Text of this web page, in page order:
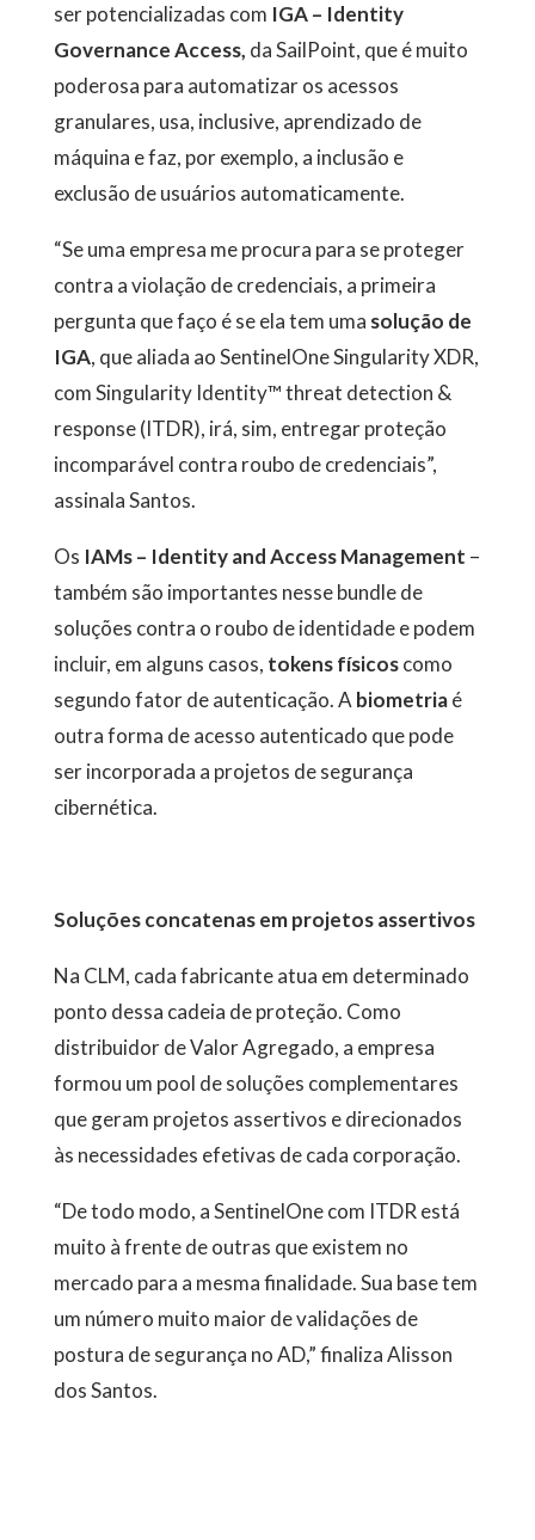
ser potencializadas com IGA – Identity
Governance Access, da SailPoint, que é muito
poderosa para automatizar os acessos
granulares, usa, inclusive, aprendizado de
máquina e faz, por exemplo, a inclusão e
exclusão de usuários automaticamente.
“Se uma empresa me procura para se proteger
contra a violação de credenciais, a primeira
pergunta que faço é se ela tem uma solução de
IGA, que aliada ao SentinelOne Singularity XDR,
com Singularity Identity™ threat detection &
response (ITDR), irá, sim, entregar proteção
incomparável contra roubo de credenciais”,
assinala Santos.
Os IAMs– Identity and Access Management –
também são importantes nesse bundle de
soluções contra o roubo de identidade e podem
incluir, em alguns casos, tokens físicoscomo
segundo fator de autenticação. Abiometriaé
outra forma de acesso autenticado que pode
ser incorporada a projetos de segurança
cibernética.
Soluções concatenas em projetos assertivos
Na CLM, cada fabricante atua em determinado
ponto dessa cadeia de proteção. Como
distribuidor de Valor Agregado, a empresa
formou um pool de soluções complementares
que geram projetos assertivos e direcionados
às necessidades efetivas de cada corporação.
“De todo modo, a SentinelOne com ITDR está
muito à frente de outras que existem no
mercado para a mesma finalidade. Sua base tem
um número muito maior de validações de
postura de segurança no AD,” finaliza Alisson
dos Santos.